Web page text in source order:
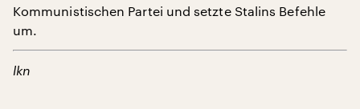
Kommunistischen Partei und setzte Stalins Befehle
um.
lkn